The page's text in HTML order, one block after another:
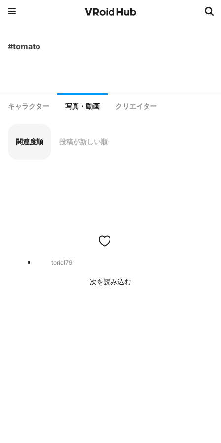
#tomato
キャラクター 写真・動画 クリエイター
関連度順 投稿が新しい順
toriel79
次を読み込む